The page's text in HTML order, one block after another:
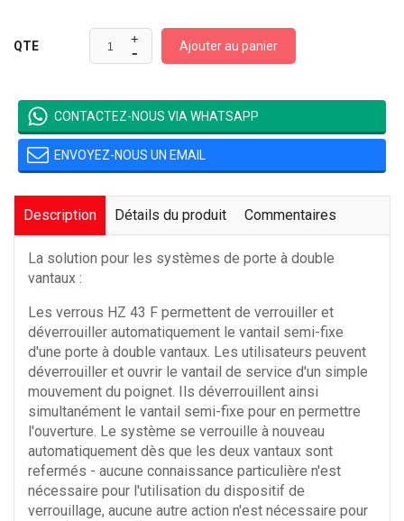
QTE Ajouter au panier
CONTACTEZ-NOUS VIA WHATSAPP
ENVOYEZ-NOUS UN EMAIL
Description Détails du produit Commentaires
La solution pour les systèmes de porte à double
vantaux :
Les verrous HZ 43 F permettent de verrouiller et
déverrouiller automatiquement le vantail semi-fixe
d'une porte à double vantaux. Les utilisateurs peuvent
déverrouiller et ouvrir le vantail de service d'un simple
mouvement du poignet. Ils déverrouillent ainsi
simultanément le vantail semi-fixe pour en permettre
l'ouverture. Le système se verrouille à nouveau
automatiquement dès que les deux vantaux sont
refermés - aucune connaissance particulière n'est
nécessaire pour l'utilisation du dispositif de
verrouillage, aucune autre action n'est nécessaire pour